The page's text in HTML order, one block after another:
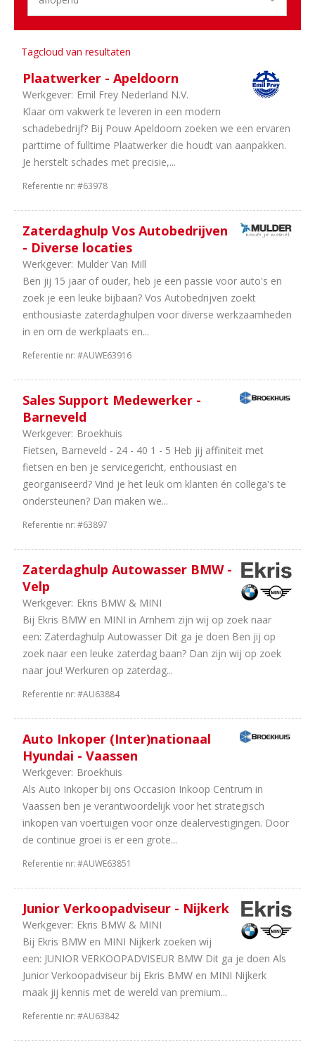
Marketing
Stages
ICT
Digital
Overig
Training
Opleiding
Management
Financieel
Aantal
uren
40
uur
32
overleg
38
uur
24
uur
36
16
uur
20
uur
Tagcloud van resultaten
Plaatwerker - Apeldoorn
Werkgever: Emil Frey Nederland N.V.
Klaar om vakwerk te leveren in een modern
schadebedrijf? Bij Pouw Apeldoorn zoeken we een ervaren
parttime of fulltime Plaatwerker die houdt van aanpakken.
Je herstelt schades met precisie,...
Referentie nr:#63978
Zaterdaghulp Vos Autobedrijven
- Diverse locaties
Werkgever: Mulder Van Mill
Ben jij 15 jaar of ouder, heb je een passie voor auto's en
zoek je een leuke bijbaan? Vos Autobedrijven zoekt
enthousiaste zaterdaghulpen voor diverse werkzaamheden
in en om de werkplaats en...
Referentie nr:#AUWE63916
Sales Support Medewerker -
Barneveld
Werkgever: Broekhuis
Fietsen, Barneveld - 24 - 40 1 - 5 Heb jij affiniteit met
fietsen en ben je servicegericht, enthousiast en
georganiseerd? Vind je het leuk om klanten én collega's te
ondersteunen? Dan maken we...
Referentie nr:#63897
Zaterdaghulp Autowasser BMW -
Velp
Werkgever: Ekris BMW & MINI
Bij Ekris BMW en MINI in Arnhem zijn wij op zoek naar
een: Zaterdaghulp Autowasser Dit ga je doen Ben jij op
zoek naar een leuke zaterdag baan? Dan zijn wij op zoek
naar jou! Werkuren op zaterdag...
Referentie nr:#AU63884
Auto Inkoper (Inter)nationaal
Hyundai - Vaassen
Werkgever: Broekhuis
Als Auto Inkoper bij ons Occasion Inkoop Centrum in
Vaassen ben je verantwoordelijk voor het strategisch
inkopen van voertuigen voor onze dealervestigingen. Door
de continue groei is er een grote...
Referentie nr:#AUWE63851
Junior Verkoopadviseur - Nijkerk
Werkgever: Ekris BMW & MINI
Bij Ekris BMW en MINI Nijkerk zoeken wij
een: JUNIOR VERKOOPADVISEUR BMW Dit ga je doen Als
Junior Verkoopadviseur bij Ekris BMW en MINI Nijkerk
maak jij kennis met de wereld van premium...
Referentie nr:#AU63842